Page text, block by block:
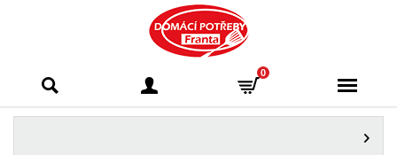
Franta - Příbram
0